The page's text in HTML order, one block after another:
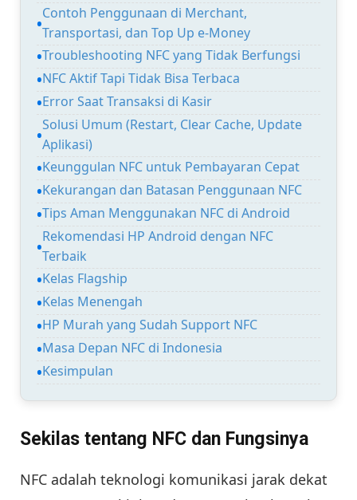
Contoh Penggunaan di Merchant,
Transportasi, dan Top Up e-Money
Troubleshooting NFC yang Tidak Berfungsi
NFC Aktif Tapi Tidak Bisa Terbaca
Error Saat Transaksi di Kasir
Solusi Umum (Restart, Clear Cache, Update
Aplikasi)
Keunggulan NFC untuk Pembayaran Cepat
Kekurangan dan Batasan Penggunaan NFC
Tips Aman Menggunakan NFC di Android
Rekomendasi HP Android dengan NFC
Terbaik
Kelas Flagship
Kelas Menengah
HP Murah yang Sudah Support NFC
Masa Depan NFC di Indonesia
Kesimpulan
Sekilas tentang NFC dan Fungsinya
NFC adalah teknologi komunikasi jarak dekat